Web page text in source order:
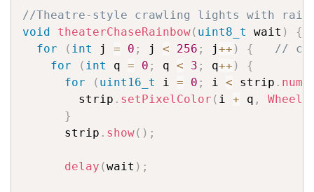
//Theatre-style crawling lights with
void
theaterChaseRainbow( uint8_t wait )
{
for
( int j = 0 ; j < 256 ; j++ ) {
//
for
( int q = 0 ; q < 3 ; q++ )
{
for
( uint16_t i = 0 ; i < strip .
        strip
. setPixelColor ( i + q , Wheel
}
      strip
. show( ) ;
delay (wait ) ;